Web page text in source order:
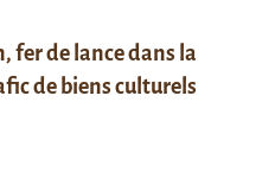
fer de lance dans la
de biens culturels